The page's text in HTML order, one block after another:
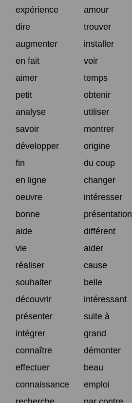
expérience
amour
dire
trouver
augmenter
installer
en fait
voir
aimer
temps
petit
obtenir
analyse
utiliser
savoir
montrer
développer
origine
fin
du coup
en ligne
changer
oeuvre
intéresser
bonne
présentation
aide
différent
vie
aider
réaliser
cause
souhaiter
belle
découvrir
intéressant
présenter
suite à
intégrer
grand
connaître
démonter
effectuer
beau
connaissance
emploi